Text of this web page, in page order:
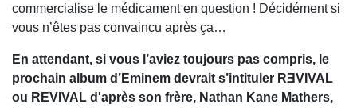
commercialise le médicament en question ! Décidément si
vous n’êtes pas convaincu après ça…
En attendant, si vous l’aviez toujours pas compris, le
prochain album d’Eminem devrait s’intituler RƎVIVAL
ou REVIVAL d'après son frère, Nathan Kane Mathers,